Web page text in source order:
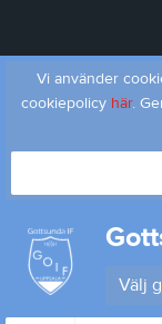
Vi använder
cookiepolicy här.
Välj